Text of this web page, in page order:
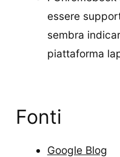
essere
sembra
piattaforma
Fonti
Google Blog